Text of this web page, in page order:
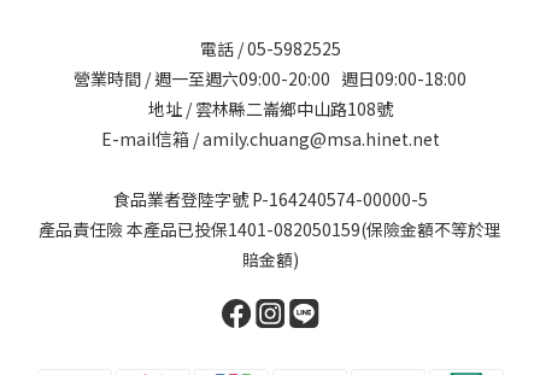
電話 / 05-5982525
營業時間 / 週一至週六09:00-20:00 週日09:00-18:00
地址 / 雲林縣二崙鄉中山路108號
E-mail信箱 / amily.chuang@msa.hinet.net
食品業者登陸字號 P-164240574-00000-5
產品責任險 本產品已投保1401-082050159(保險金額不等於理
賠金額)